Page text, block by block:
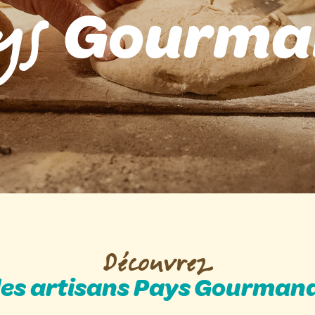
Découvrez
artisans Pays